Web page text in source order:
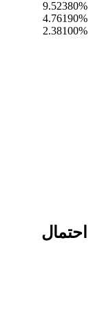
9.52380%
4.76190%
2.38100%
احتمال